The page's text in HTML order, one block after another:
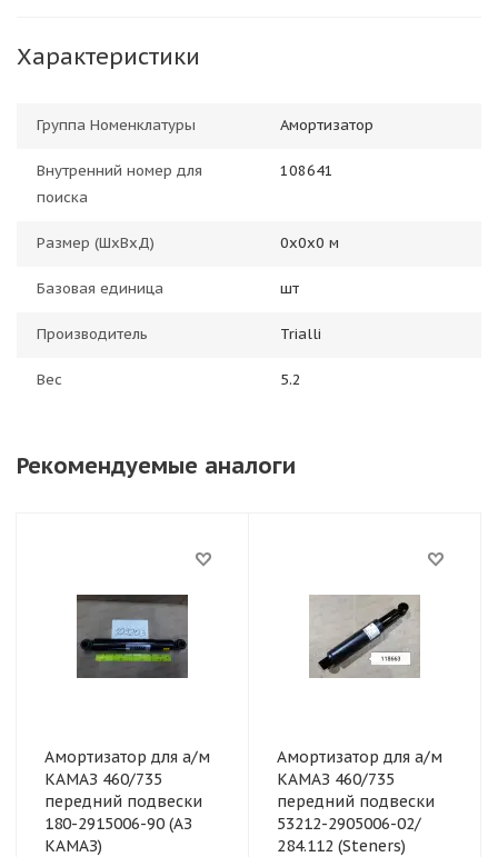
Характеристики
Группа Номенклатуры Амортизатор
Внутренний номер для
поиска
108641
Размер (ШхВхД) 0х0х0 м
Базовая единица шт
Производитель Trialli
Вес 5.2
Рекомендуемые аналоги
Амортизатор для а/м
КАМАЗ 460/735
передний подвески
180-2915006-90 (АЗ
КАМАЗ)
Амортизатор для а/м
КАМАЗ 460/735
передний подвески
53212-2905006-02/
284.112 (Steners)